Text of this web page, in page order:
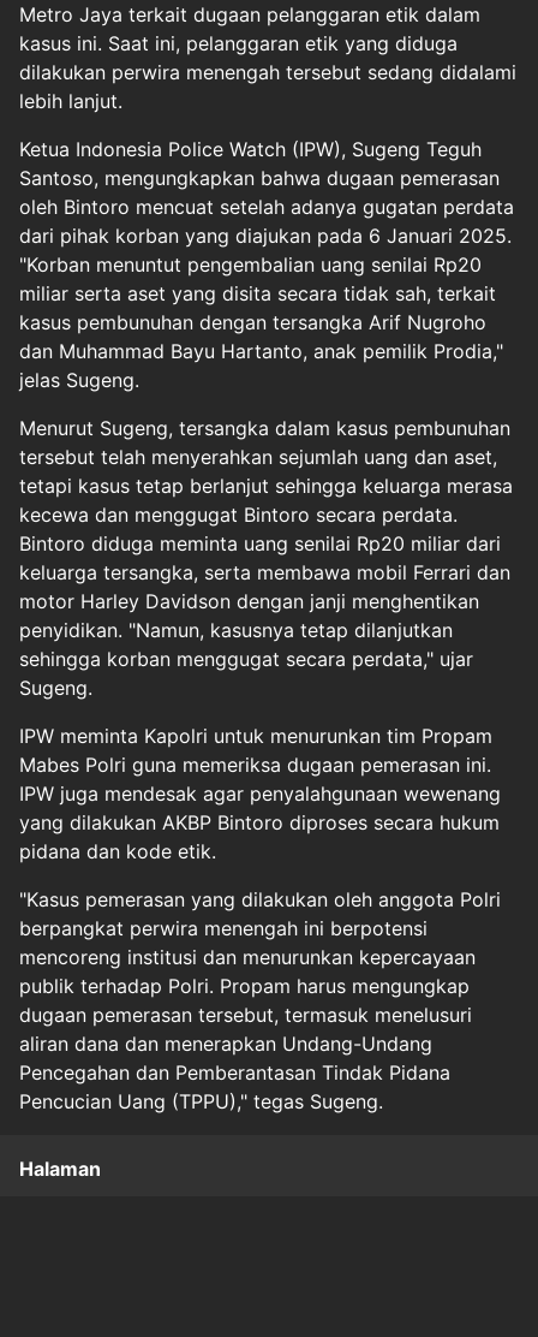
Metro Jaya terkait dugaan pelanggaran etik dalam
kasus ini. Saat ini, pelanggaran etik yang diduga
dilakukan perwira menengah tersebut sedang didalami
lebih lanjut.
Ketua Indonesia Police Watch (IPW), Sugeng Teguh
Santoso, mengungkapkan bahwa dugaan pemerasan
oleh Bintoro mencuat setelah adanya gugatan perdata
dari pihak korban yang diajukan pada 6 Januari 2025.
"Korban menuntut pengembalian uang senilai Rp20
miliar serta aset yang disita secara tidak sah, terkait
kasus pembunuhan dengan tersangka Arif Nugroho
dan Muhammad Bayu Hartanto, anak pemilik Prodia,"
jelas Sugeng.
Menurut Sugeng, tersangka dalam kasus pembunuhan
tersebut telah menyerahkan sejumlah uang dan aset,
tetapi kasus tetap berlanjut sehingga keluarga merasa
kecewa dan menggugat Bintoro secara perdata.
Bintoro diduga meminta uang senilai Rp20 miliar dari
keluarga tersangka, serta membawa mobil Ferrari dan
motor Harley Davidson dengan janji menghentikan
penyidikan. "Namun, kasusnya tetap dilanjutkan
sehingga korban menggugat secara perdata," ujar
Sugeng.
IPW meminta Kapolri untuk menurunkan tim Propam
Mabes Polri guna memeriksa dugaan pemerasan ini.
IPW juga mendesak agar penyalahgunaan wewenang
yang dilakukan AKBP Bintoro diproses secara hukum
pidana dan kode etik.
"Kasus pemerasan yang dilakukan oleh anggota Polri
berpangkat perwira menengah ini berpotensi
mencoreng institusi dan menurunkan kepercayaan
publik terhadap Polri. Propam harus mengungkap
dugaan pemerasan tersebut, termasuk menelusuri
aliran dana dan menerapkan Undang-Undang
Pencegahan dan Pemberantasan Tindak Pidana
Pencucian Uang (TPPU)," tegas Sugeng.
Halaman